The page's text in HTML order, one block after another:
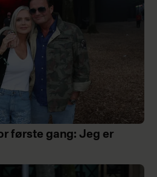
første gang: Jeg er